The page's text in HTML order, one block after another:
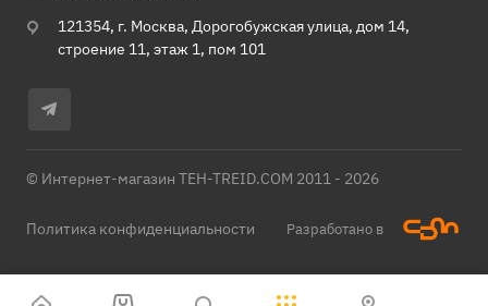
121354, г. Москва, Дорогобужская улица, дом 14,
строение 11, этаж 1, пом 101
© Интернет-магазин TEH-TREID.COM 2011 - 2026
Политика конфиденциальности Разработано в